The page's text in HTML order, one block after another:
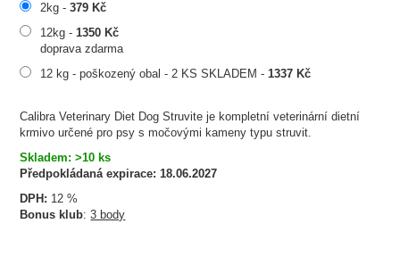
Calibra Veterinary Diet Dog Struvite je kompletní veterinární dietní
krmivo určené pro psy s močovými kameny typu struvit.
Skladem: >10 ks
Předpokládaná expirace: 18.06.2027
DPH: 12 %
Bonus klub:3 body
2kg -379 Kč
12kg -1350 Kč
doprava zdarma
12 kg - poškozený obal - 2 KS SKLADEM -1337 Kč